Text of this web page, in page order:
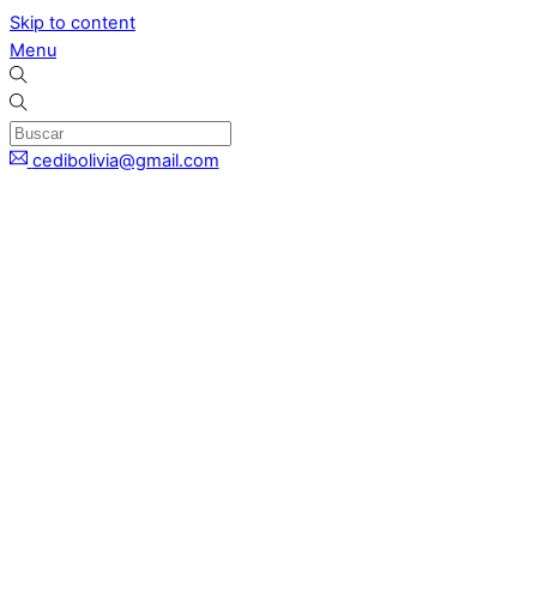
Skip to content
Menu
cedibolivia@gmail.com